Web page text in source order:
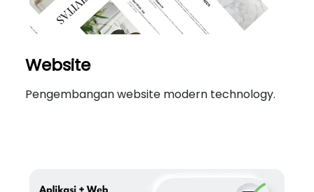
Website
Pengembangan website modern technology.